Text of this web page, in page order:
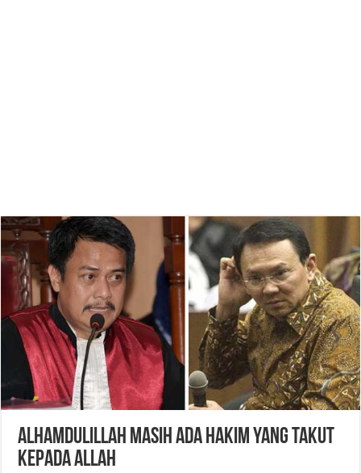
ALHAMDULILLAH MASIH ADA HAKIM YANG TAKUT
KEPADA ALLAH